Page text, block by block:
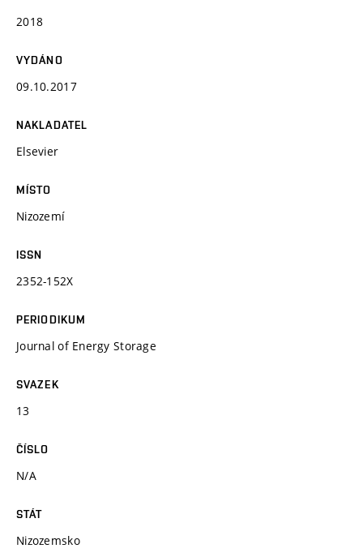
2018
VYDÁNO
09.10.2017
NAKLADATEL
Elsevier
MÍSTO
Nizozemí
ISSN
2352-152X
PERIODIKUM
Journal of Energy Storage
SVAZEK
13
ČÍSLO
N/A
STÁT
Nizozemsko